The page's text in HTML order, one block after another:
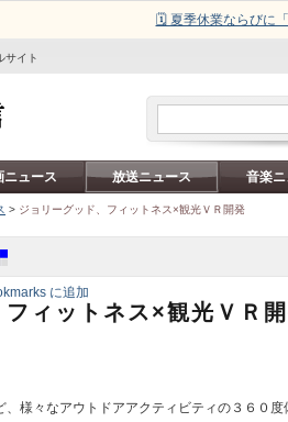
🗓️ 夏季休業ならびに
サイト
ニュース 放送ニュース 音楽
> ジョリーグッド、フィットネス×観光ＶＲ開発
フィットネス×観光ＶＲ
様々なアウトドアアクティビティの３６０